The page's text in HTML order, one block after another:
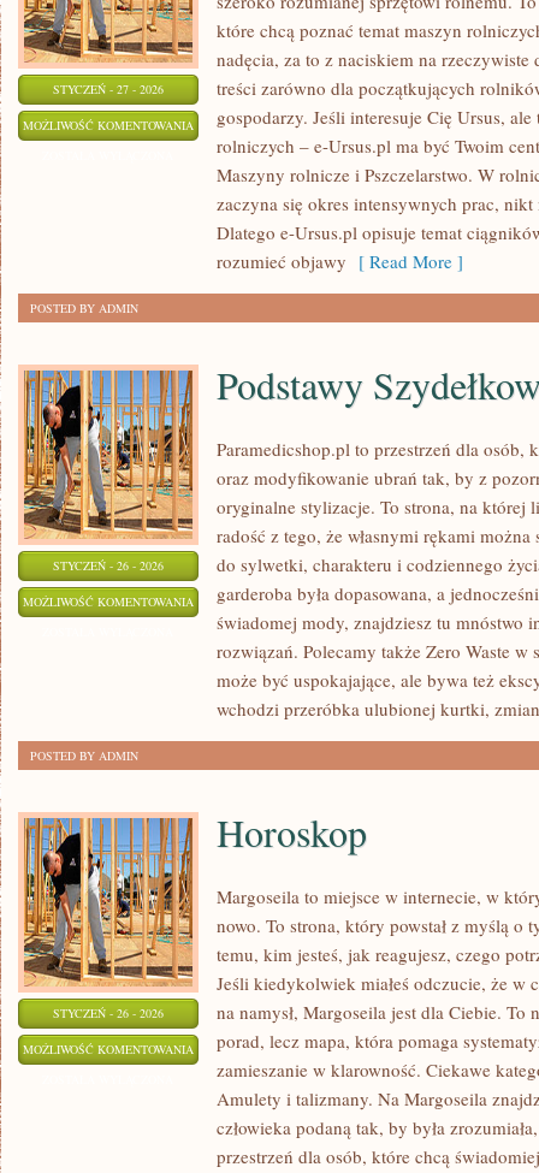
STYCZEŃ - 27 - 2026
MOŻLIWOŚĆ KOMENTOWANIA UPRAWY
PLONY
które chcą poznać temat maszyn
nadęcia, za to z naciskiem na
treści zarówno dla początkujących
gospodarzy. Jeśli interesuje Cię Ursus,
rolniczych – e-Ursus.pl ma być Twoim
Maszyny rolnicze i Pszczelarstwo. W
zaczyna się okres intensywnych prac,
Dlatego e-Ursus.pl opisuje temat
rozumieć objawy [ Read More ]
POSTED BY ADMIN
STYCZEŃ - 26 - 2026
MOŻLIWOŚĆ KOMENTOWANIA PODSTAWY
SZYDEŁKOWANIA
Podstawy
Paramedicshop.pl to przestrzeń dla osób,
oraz modyfikowanie ubrań tak, by z
oryginalne stylizacje. To strona, na której
radość z tego, że własnymi rękami
do sylwetki, charakteru i codziennego
garderoba była dopasowana, a
świadomej mody, znajdziesz tu mnóstwo
rozwiązań. Polecamy także Zero Waste w
może być uspokajające, ale bywa też
wchodzi przeróbka ulubionej kurtki,
POSTED BY ADMIN
STYCZEŃ - 26 - 2026
MOŻLIWOŚĆ KOMENTOWANIA HOROSKOP
Horoskop
Margoseila to miejsce w internecie, w
nowo. To strona, który powstał z myślą o
temu, kim jesteś, jak reagujesz, czego
Jeśli kiedykolwiek miałeś odczucie, że
na namysł, Margoseila jest dla Ciebie. To
porad, lecz mapa, która pomaga
zamieszanie w klarowność. Ciekawe
Amulety i talizmany. Na Margoseila
człowieka podaną tak, by była
przestrzeń dla osób, które chcą świadomiej